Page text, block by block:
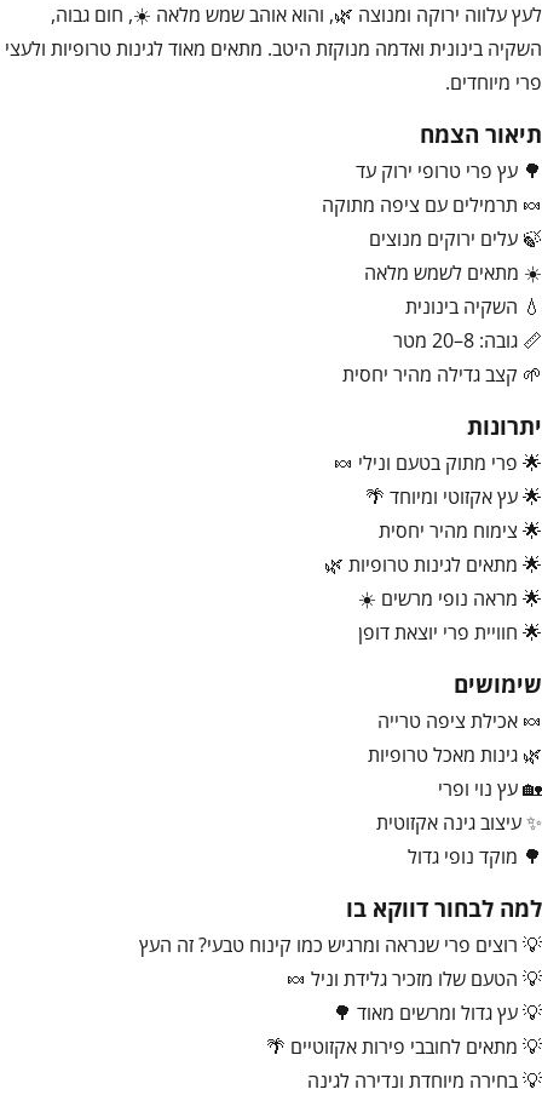
לעץ עלווה ירוקה ומנוצה 🌿, והוא אוהב שמש מלאה ☀️, חום גבוה,
השקיה בינונית ואדמה מנוקזת היטב. מתאים מאוד לגינות טרופיות ולעצי
פרי מיוחדים.
תיאור הצמח
🌳 עץ פרי טרופי ירוק עד
🍬 תרמילים עם ציפה מתוקה
🍃 עלים ירוקים מנוצים
☀️ מתאים לשמש מלאה
💧 השקיה בינונית
📏 גובה: 8–20 מטר
🌱 קצב גדילה מהיר יחסית
יתרונות
🌟 פרי מתוק בטעם ונילי 🍬
🌟 עץ אקזוטי ומיוחד 🌴
🌟 צימוח מהיר יחסית
🌟 מתאים לגינות טרופיות 🌿
🌟 מראה נופי מרשים ☀️
🌟 חוויית פרי יוצאת דופן
שימושים
🍬 אכילת ציפה טרייה
🌿 גינות מאכל טרופיות
🏡 עץ נוי ופרי
✨ עיצוב גינה אקזוטית
🌳 מוקד נופי גדול
למה לבחור דווקא בו
💡 רוצים פרי שנראה ומרגיש כמו קינוח טבעי? זה העץ
💡 הטעם שלו מזכיר גלידת וניל 🍬
💡 עץ גדול ומרשים מאוד 🌳
💡 מתאים לחובבי פירות אקזוטיים 🌴
💡 בחירה מיוחדת ונדירה לגינה